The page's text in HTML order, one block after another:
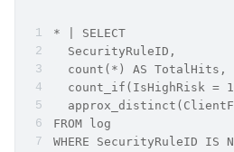
* | SELECT
  SecurityRuleID,
  count(*) AS TotalHits,
count_if(IsHighRisk =
FROM log
WHERE SecurityRuleID IS